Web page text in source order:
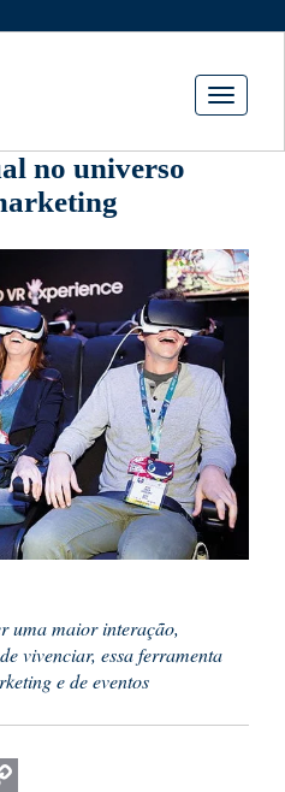
Toggle
no universo
uma maior interação,
vivenciar, essa ferramenta
e de eventos